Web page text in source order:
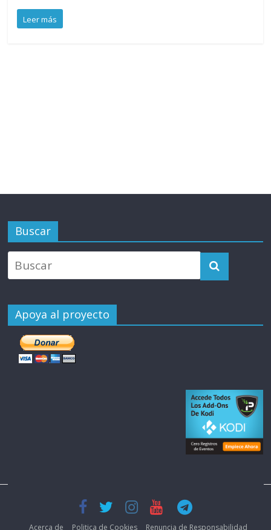
Leer más
Buscar
Apoya al proyecto
Acerca de Politica de Cookies Renuncia de Responsabilidad